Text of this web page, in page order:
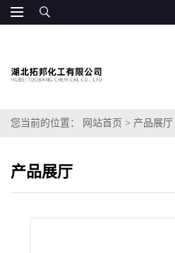
您当前的位置： 网站首页 > 产品展厅
产品展厅